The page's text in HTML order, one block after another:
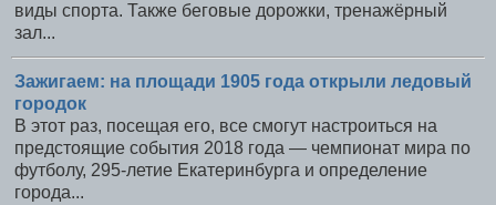
виды спорта. Также беговые дорожки, тренажёрный
зал...
Зажигаем: на площади 1905 года открыли ледовый
городок
В этот раз, посещая его, все смогут настроиться на
предстоящие события 2018 года — чемпионат мира по
футболу, 295-летие Екатеринбурга и определение
города...